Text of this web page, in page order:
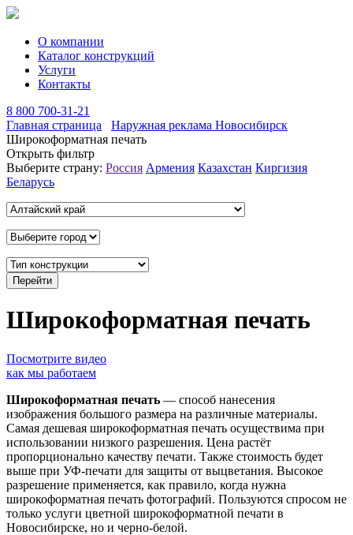
О компании
Каталог конструкций
Услуги
Контакты
8 800 700-31-21
Главная страница
Наружная реклама Новосибирск
Широкоформатная печать
Открыть фильтр
Выберите страну: Россия Армения Казахстан Киргизия
Беларусь
Широкоформатная печать
Посмотрите видео
как мы работаем
Широкоформатная печать — способ нанесения
изображения большого размера на различные материалы.
Самая дешевая широкоформатная печать осуществима при
использовании низкого разрешения. Цена растёт
пропорционально качеству печати. Также стоимость будет
выше при УФ-печати для защиты от выцветания. Высокое
разрешение применяется, как правило, когда нужна
широкоформатная печать фотографий. Пользуются спросом не
только услуги цветной широкоформатной печати в
Новосибирске, но и черно-белой.